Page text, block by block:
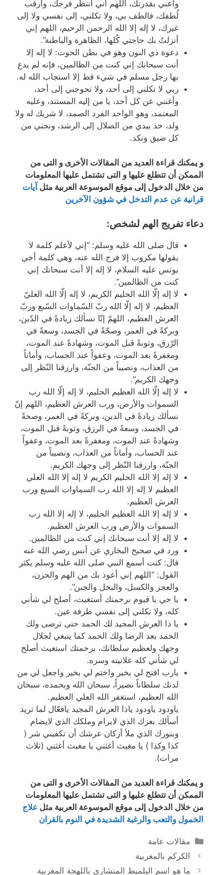
وأعني بقدرتك، اللهم أني أنتظر فرجك، وأرقب
لُطفك، فالطف بي، ولا تكلني، إلى نفسي ولا إلى
غيرك، لا إله إلا الله الرحمن الرحيم، اللهم إني
أنزلتُ بك حاجتي كُلها، الظاهرة والباطنة”.
دعوة ذي النون وهو في بطن الحوت: لا إله إلا
أنت سبحانك إني كنت من الظالمين، فإنه لم يدع
بها رجل مسلم في شيء قط إلا استجاب الله له.
ربي لا تكلني إلى أحد، ولا تحوجني إلى أحد،
وأغنني عن كل أحد، يا من إليه المستند، وعليه
المعتمد، وهو الواحد الفرد الصمد، لا شريك له ولا
ولد، خذ بيدي من الضلال إلى الرشد، ونجني من
كل ضيق ونكد.
و يمكنك قراءة العديد من المقالات الأخرى و التى من
الممكن أن تتطلع عليها و التى تشتمل عليها المعلومات
من خلال الدخول إلى موقع الموسوعة العربية مثل آيات
قرانية عن عدم التدخل في شؤون الآخرين
دعاء تفريج الهم لشخص:
قال صلى الله عليه وسلم: “إني لأعلم كلمة لا
يقولها مكروب إلا فرج الله عنه، وهي كلمة أخي
يونس عليه السلام، لا إله إلا أنت سبحانك إني
كنت من الظالمين”.
لا إله إلّا الله الحليم الكريم، لا إله إلّا الله العليّ
العظيم، لا إله إلّا الله ربّ السّماوات السّبع وربّ
العرش العظيم، ‏اللهمّ إنّا نسألك زيادةً في الدّين،
وبركةً في العمر، وصحّةً في الجسد، وسعةً في
الرّزق، وتوبةً قبل الموت، وشهادةً عند الموت،
ومغفرةً بعد الموت، وعفواً عند الحساب، وأماناً
من العذاب، ونصيباً من الجنّة، وارزقنا النّظر إلى
وجهك الكريم”.
لا إله إلّا الله العظيم الحليم، لا إله إلّا الله رب
السموات والأرض، ورب العرش العظيم، اللهم إنّ
نسألك زيادةً في الدين، وبركةً في العمر، وصحةً
في الجسد، وسعةً في الرزق، وتوبةً قبل الموت،
وشهادةً عند الموت، ومغفرةً بعد الموت، وعفواً
عند الحساب، وأماناً من العذاب، ونصيباً من
الجنّة، وارزقنا النّظر إلى وجهك الكريم.
لا إله إلا الله الحليم الكريم لا إله إلا الله العلي
العظيم لا إله إلا الله رب السماوات السبع ورب
العرش العظيم.
لا إله إلا الله العظيم الحليم، لا إله إلا الله رب
السموات والأرض ورب العرش العظيم.
لا إله إلا أنت سبحانك إني كنت من الظالمين.
ورد في صحيح البخاري عن أنس رضي الله عنه
قال: كنت أسمع النبي صلى الله عليه وسلم يكثر
القول: “اللهم إني أعوذ بك من الهم والحزن،
والعجز والكسل، والبخل والجبن”.
يا حي يا قيوم برحمتك أستغيث، أصلح لي شأني
كله، ولا تكلني إلى نفسي طرفة عين.
يا ذا العرش المجيد لك الحمد حتى ترضى ولك
الحمد بعد الرضا ولك الحمد كما ينبغي لجلال
وجهك ولعظيم سلطانك، برحمتك استغيث أصلح
لي شأني كله علانيته وسره.
يارب افتح لي بخير واختم لي بخير واجعل لي من
لدنك سلطاناً نصيراً، سبحان الله وبحمده، سبحان
الله العظيم، استغفر الله العلي العظيم.
ياودود ياودود ياذا العرش المجيد يافعّال لما تريد
أسألك بعزك الذي لايرام وملكك الذي لايضام
وبنورك الذي ملأ أركان عرشك أن تكفيني شر (
كذا وكذا ) يا مغيث أغثني يا مغيث أغثني (ثلاث
مرات).
و يمكنك قراءة العديد من المقالات الأخرى و التى من
الممكن أن تتطلع عليها و التى تشتمل عليها المعلومات
من خلال الدخول إلى موقع الموسوعة العربية مثل علاج
الخمول والتعب والرغبة الشديدة في النوم بالقران
التصنيفات
مقالات عامة
الكركم بالمغربية
ما هو اسم البلميط المنشاري باللهجة المغربية